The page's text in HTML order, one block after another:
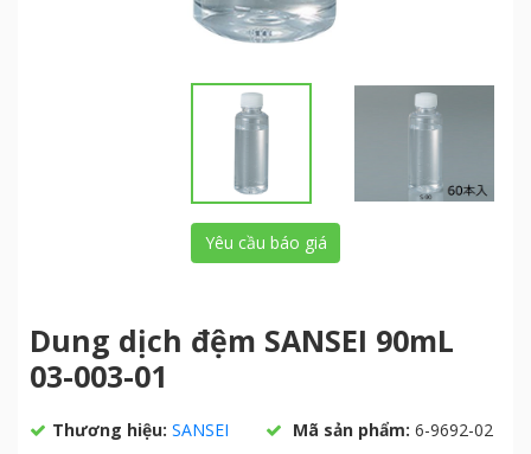
Yêu cầu báo giá
Dung dịch đệm SANSEI 90mL
03-003-01
Thương hiệu: SANSEI Mã sản phẩm: 6-9692-02